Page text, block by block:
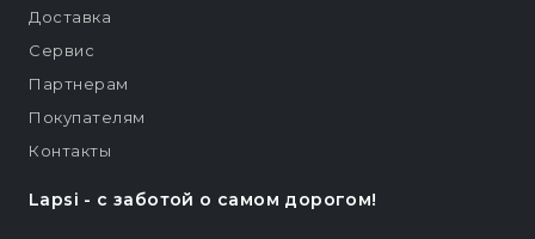
Lapsi - c заботой о самом дорогом!
Доставка
Сервис
Партнерам
Покупателям
Контакты